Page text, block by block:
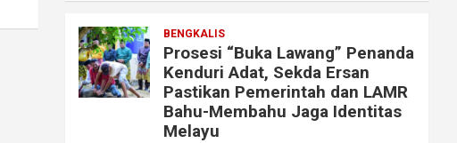
BENGKALIS
Prosesi “Buka Lawang” Penanda
Kenduri Adat, Sekda Ersan
Pastikan Pemerintah dan LAMR
Bahu-Membahu Jaga Identitas
Melayu